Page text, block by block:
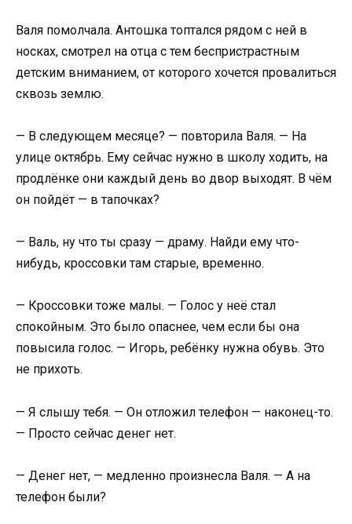
Валя помолчала. Антошка топтался рядом с ней в
носках, смотрел на отца с тем беспристрастным
детским вниманием, от которого хочется провалиться
сквозь землю.
— В следующем месяце? — повторила Валя. — На
улице октябрь. Ему сейчас нужно в школу ходить, на
продлёнке они каждый день во двор выходят. В чём
он пойдёт — в тапочках?
— Валь, ну что ты сразу — драму. Найди ему что-
нибудь, кроссовки там старые, временно.
— Кроссовки тоже малы. — Голос у неё стал
спокойным. Это было опаснее, чем если бы она
повысила голос. — Игорь, ребёнку нужна обувь. Это
не прихоть.
— Я слышу тебя. — Он отложил телефон — наконец-то.
— Просто сейчас денег нет.
— Денег нет, — медленно произнесла Валя. — А на
телефон были?